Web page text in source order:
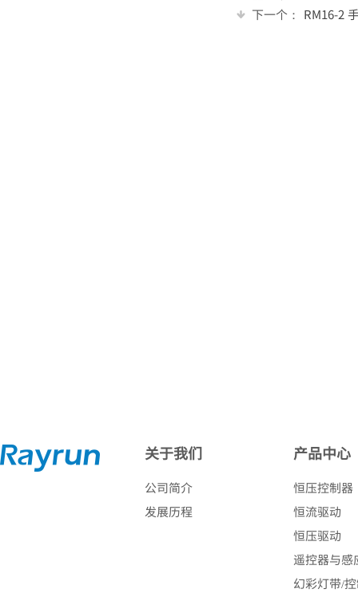
下一个： RM16-2
关于我们
公司简介
发展历程
产品中心
恒压控制器
恒流驱动
恒压驱动
遥控器与感
幻彩灯带/